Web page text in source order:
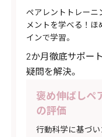
ペアレントトレーニ
メントを学べる！
インで学習。
2か月徹底サポー
疑問を解決。
褒め伸ばしペ
の評価
行動科学に基づ